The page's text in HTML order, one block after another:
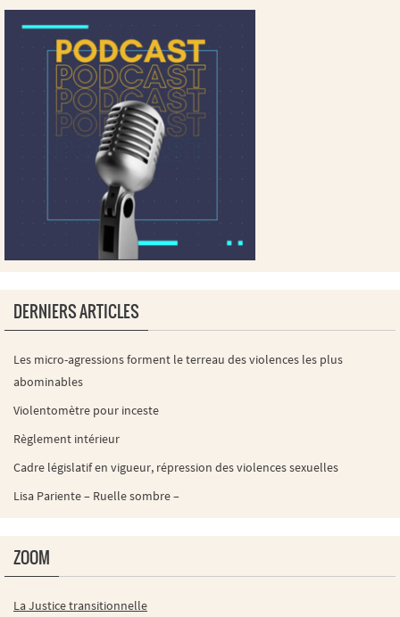
DERNIERS ARTICLES
Les micro-agressions forment le terreau des violences les plus
abominables
Violentomètre pour inceste
Règlement intérieur
Cadre législatif en vigueur, répression des violences sexuelles
Lisa Pariente – Ruelle sombre –
ZOOM
La Justice transitionnelle